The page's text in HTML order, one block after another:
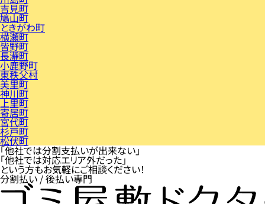
吉見町
鳩山町
ときがわ町
横瀬町
皆野町
長瀞町
小鹿野町
東秩父村
美里町
神川町
上里町
寄居町
宮代町
杉戸町
松伏町
「他社では分割支払いが出来ない」
「他社では対応エリア外だった」
という方もお気軽にご相談ください！
分割払い / 後払い専門